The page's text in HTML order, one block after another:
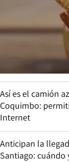
Así es el camión
Coquimbo:
Internet
Anticipan la
Santiago: cuándo